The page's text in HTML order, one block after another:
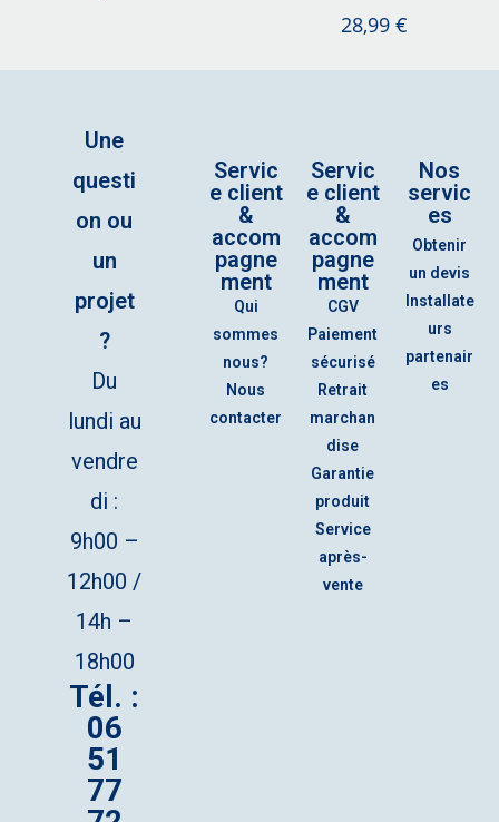
28,99 €
Une
questi
on ou
un
projet
?
Du
lundi au
vendre
di :
9h00 –
12h00 /
14h –
18h00
Tél. :
06
51
77
Servic
e client
&
accom
pagne
ment
Qui
sommes
nous?
Nous
contacter
Servic
e client
&
accom
pagne
ment
CGV
Paiement
sécurisé
Retrait
marchan
dise
Garantie
produit
Service
après-
vente
Nos
servic
es
Obtenir
un devis
Installate
urs
partenair
es